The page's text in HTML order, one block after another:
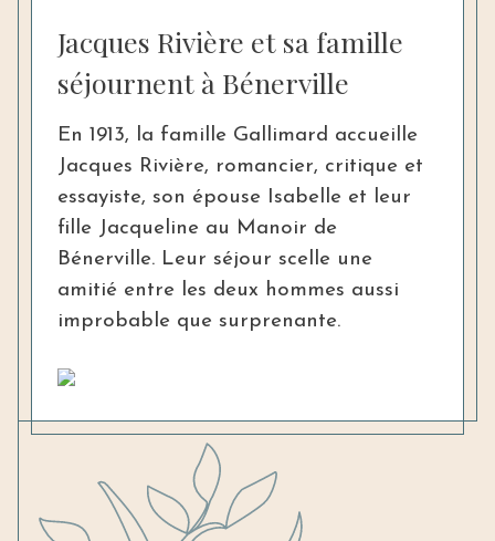
Jacques Rivière et sa famille
séjournent à Bénerville
En 1913, la famille Gallimard accueille
Jacques Rivière, romancier, critique et
essayiste, son épouse Isabelle et leur
fille Jacqueline au Manoir de
Bénerville. Leur séjour scelle une
amitié entre les deux hommes aussi
improbable que surprenante.